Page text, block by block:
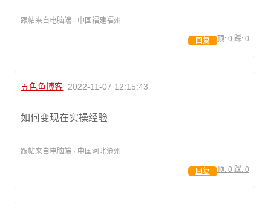
跟帖来自电脑端 · 中国福建福州
顶: 0 踩: 0
回复
五色鱼博客 2022-11-07 12:15:43
如何变现在实操经验
跟帖来自电脑端 · 中国河北沧州
顶: 0 踩: 0
回复